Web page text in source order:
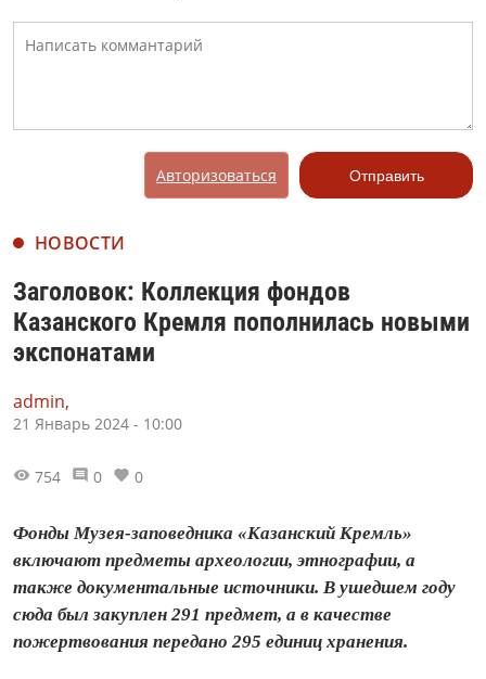
Авторизоваться Отправить
НОВОСТИ
Заголовок: Коллекция фондов
Казанского Кремля пополнилась новыми
экспонатами
admin,
21 Январь 2024 - 10:00
754 0 0
Фонды Музея-заповедника «Казанский Кремль»
включают предметы археологии, этнографии, а
также документальные источники. В ушедшем году
сюда был закуплен 291 предмет, а в качестве
пожертвования передано 295 единиц хранения.